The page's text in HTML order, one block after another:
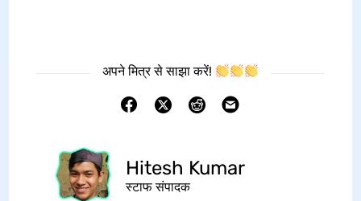
अपने मित्र से साझा करें!
Hitesh Kumar
स्टाफ संपादक